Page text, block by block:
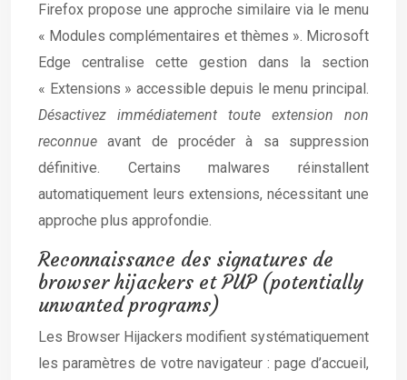
Firefox propose une approche similaire via le menu
« Modules complémentaires et thèmes ». Microsoft
Edge centralise cette gestion dans la section
« Extensions » accessible depuis le menu principal.
Désactivez immédiatement toute extension non
reconnueavant de procéder à sa suppression
définitive. Certains malwares réinstallent
automatiquement leurs extensions, nécessitant une
approche plus approfondie.
Reconnaissance des signatures de
browser hijackers et PUP (potentially
unwanted programs)
Les Browser Hijackers modifient systématiquement
les paramètres de votre navigateur : page d’accueil,